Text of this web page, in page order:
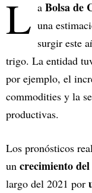
L a Bolsa de
una
surgir este
trigo. La entidad
por ejemplo, el
commodities y la
productivas.
Los pronósticos
un crecimiento
largo del 2021 por